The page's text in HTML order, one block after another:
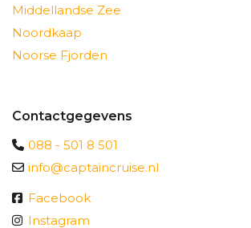
Middellandse Zee
Noordkaap
Noorse Fjorden
Contactgegevens
088 - 501 8 501
info@captaincruise.nl
Facebook
Instagram